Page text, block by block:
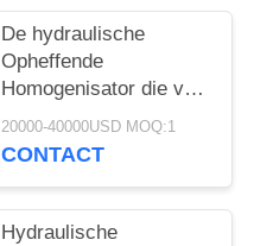
De hydraulische
Opheffende
Homogenisator die van
de de
Shampooemulgator van
Uw
20000-40000USD MOQ:1
CONTACT
Hydraulische